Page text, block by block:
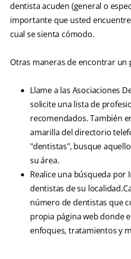
dentista acuden (general o
importante que usted
cual se sienta cómodo.
Otras maneras de encontrar un
Llame a las Asociaciones
solicite una lista de
recomendados. También
amarilla del directorio
"dentistas", busque
su área.
Realice una búsqueda por
dentistas de su
número de dentistas que
propia página web donde
enfoques, tratamientos y